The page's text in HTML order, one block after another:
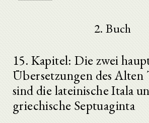
2. Buch
15. Kapitel: Die zwei
Übersetzungen des Alten
sind die lateinische Itala
griechische Septuaginta